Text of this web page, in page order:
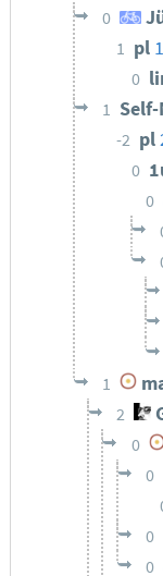
0
1 pl
0
1
-2 pl
0
0
1
2
0
0
0
0